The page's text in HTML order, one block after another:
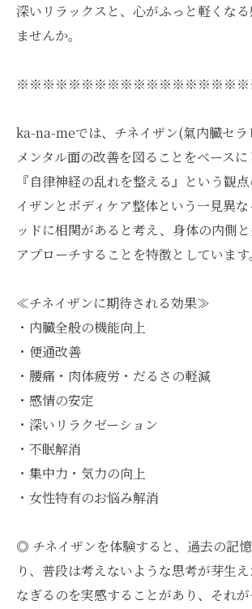
深いリラックスと、心がふっと軽くな
ませんか。
ka-na-meでは、チネイザン(氣内臓セラ
メンタル面の改善を図ることをベースに
『自律神経の乱れを整える』という観
イザンとボディケア整体という一見異
ッドに相関があると考え、身体の内側
アプローチすることを特徴としています。
≪チネイザンに期待される効果≫
・内臓全般の機能向上
・便通改善
・腰痛・肉体疲労・だるさの軽減
・感情の安定
・深いリラクゼーション
・不眠解消
・集中力・気力の向上
・女性特有のお悩み解消
◎ チネイザンを体験すると、過去の記
り、普段は考えないような思考が芽生
なぎるのを実感することがあり、それ